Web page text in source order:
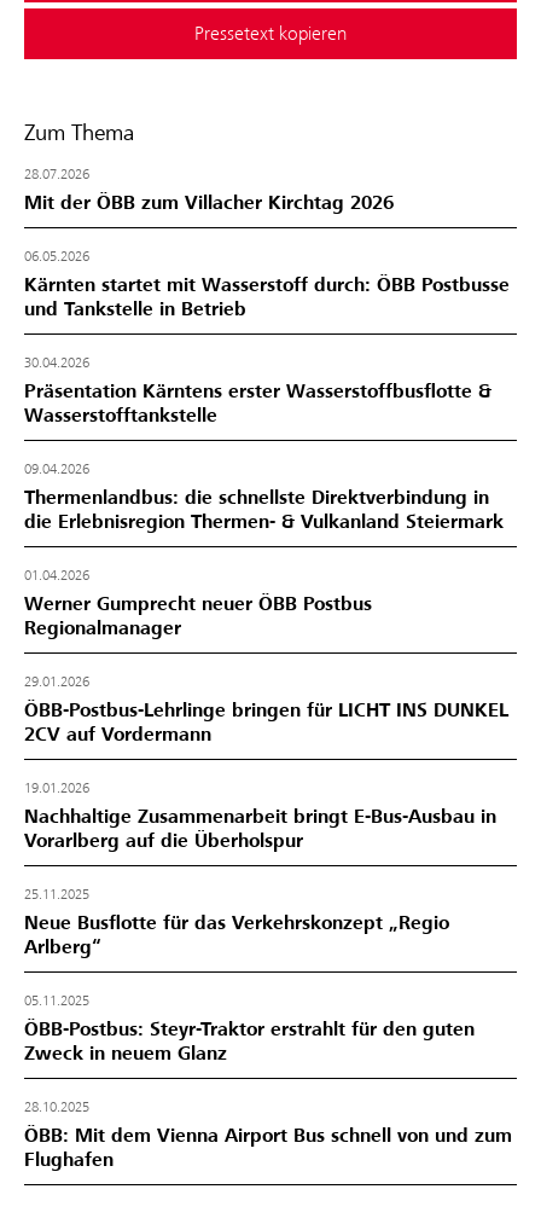
Pressetext kopieren
Zum Thema
28.07.2026
Mit der ÖBB zum Villacher Kirchtag 2026
06.05.2026
Kärnten startet mit Wasserstoff durch: ÖBB Postbusse
und Tankstelle in Betrieb
30.04.2026
Präsentation Kärntens erster Wasserstoffbusflotte &
Wasserstofftankstelle
09.04.2026
Thermenlandbus: die schnellste Direktverbindung in
die Erlebnisregion Thermen- & Vulkanland Steiermark
01.04.2026
Werner Gumprecht neuer ÖBB Postbus
Regionalmanager
29.01.2026
ÖBB-Postbus-Lehrlinge bringen für LICHT INS DUNKEL
2CV auf Vordermann
19.01.2026
Nachhaltige Zusammenarbeit bringt E-Bus-Ausbau in
Vorarlberg auf die Überholspur
25.11.2025
Neue Busflotte für das Verkehrskonzept „Regio
Arlberg“
05.11.2025
ÖBB-Postbus: Steyr-Traktor erstrahlt für den guten
Zweck in neuem Glanz
28.10.2025
ÖBB: Mit dem Vienna Airport Bus schnell von und zum
Flughafen